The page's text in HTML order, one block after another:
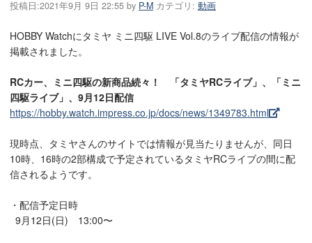
投稿日:2021年9月 9日 22:55 by P-M カテゴリ: 動画
HOBBY Watchにタミヤ ミニ四駆 LIVE Vol.8のライブ配信の情報が
掲載されました。
RCカー、ミニ四駆の新商品続々！ 「タミヤRCライブ」、「ミニ
四駆ライブ」、9月12日配信
https://hobby.watch.impress.co.jp/docs/news/1349783.html
現時点、タミヤさんのサイトでは情報が見当たりませんが、同日
10時、16時の2部構成で予定されているタミヤRCライブの間に配
信されるようです。
・配信予定日時
9月12日(日) 13:00〜